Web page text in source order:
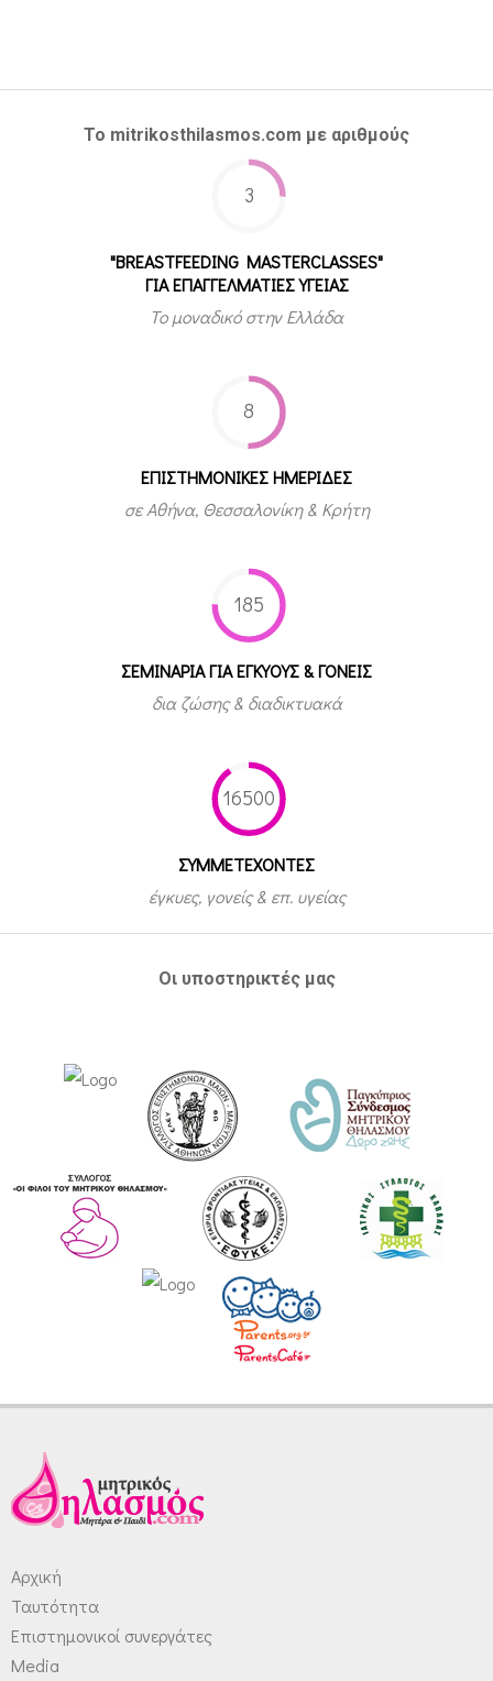
Το mitrikosthilasmos.com με αριθμούς
3
"BREASTFEEDING MASTERCLASSES"
ΓΙΑ ΕΠΑΓΓΕΛΜΑΤΙΕΣ ΥΓΕΙΑΣ
Το μοναδικό στην Ελλάδα
8
ΕΠΙΣΤΗΜΟΝΙΚΕΣ ΗΜΕΡΙΔΕΣ
σε Αθήνα, Θεσσαλονίκη & Κρήτη
185
ΣΕΜΙΝΑΡΙΑ ΓΙΑ ΕΓΚΥΟΥΣ & ΓΟΝΕΙΣ
δια ζώσης & διαδικτυακά
16500
ΣΥΜΜΕΤEΧΟΝΤΕΣ
έγκυες, γονείς & επ. υγείας
Οι υποστηρικτές μας
Αρχική
Ταυτότητα
Επιστημονικοί συνεργάτες
Media